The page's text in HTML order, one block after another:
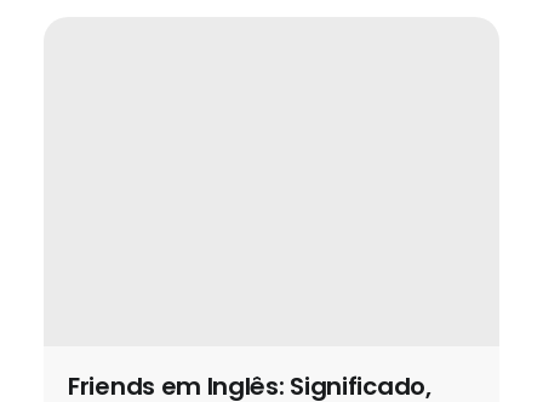
Friends em Inglês: Significado,